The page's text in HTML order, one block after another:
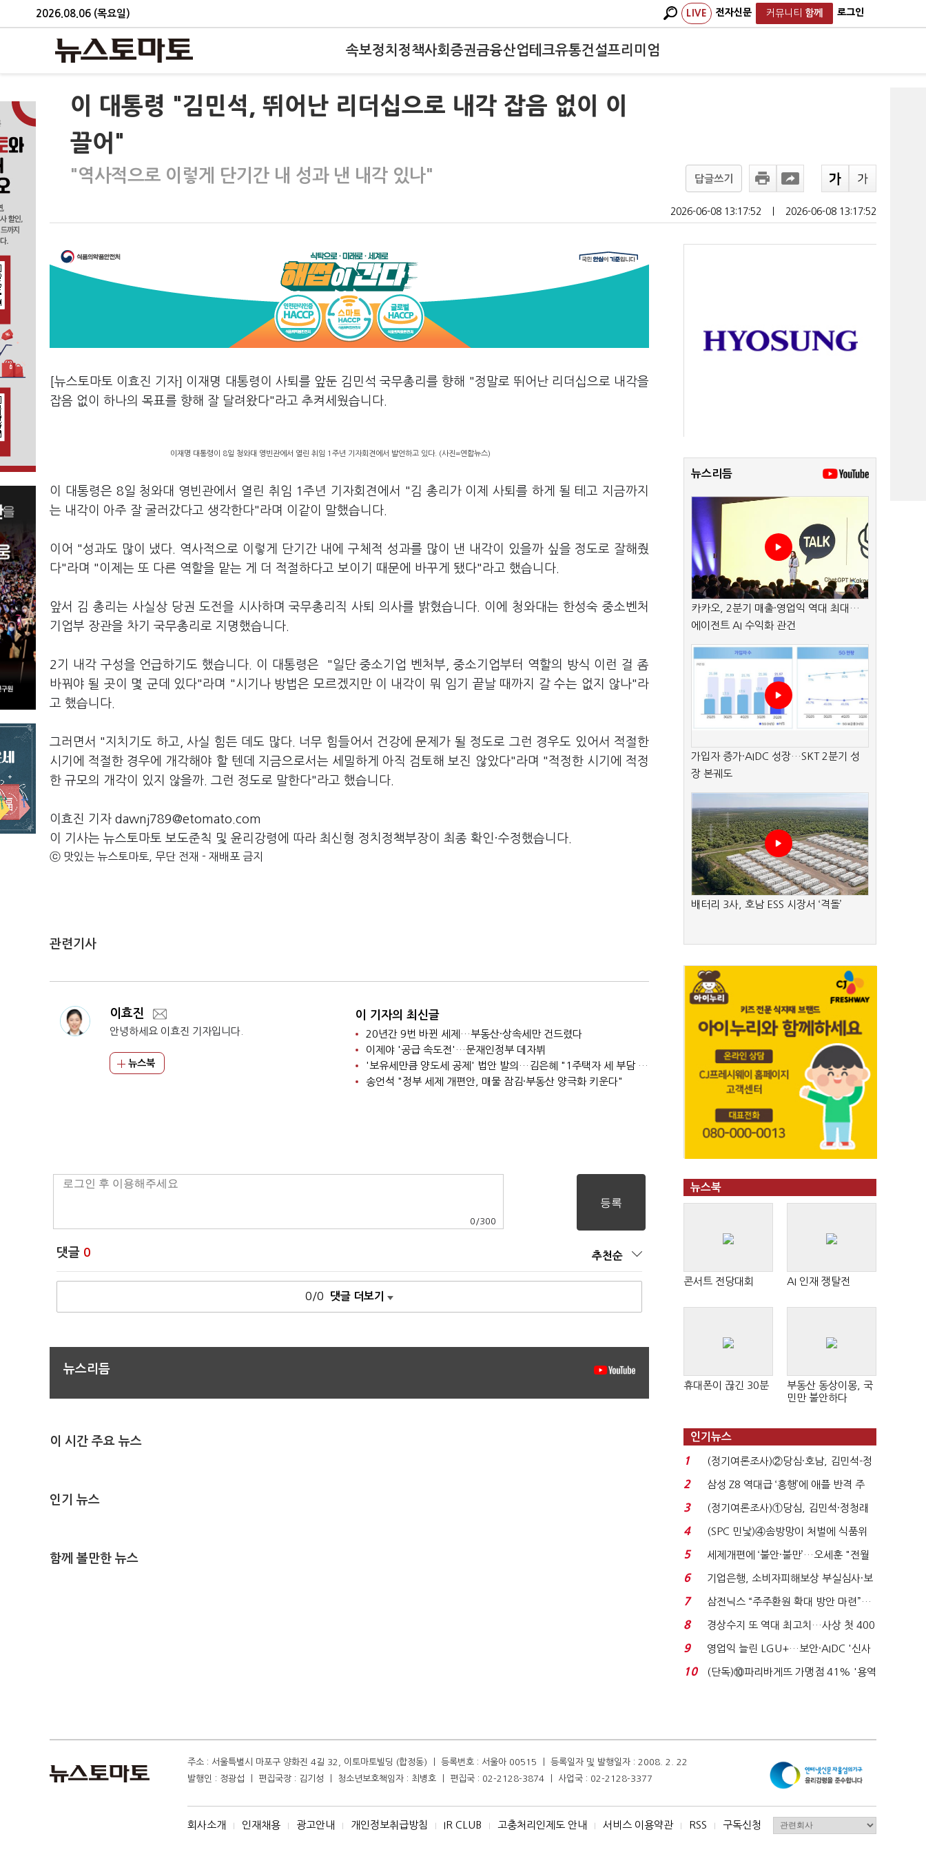
2026.08.06 (목요일) LIVE 전자신문 커뮤니티 함께 로그인
속보정치 정책사회 증권금융산업테크유통건설프리미엄
이 대통령 "김민석, 뛰어난 리더십으로 내각 잡음 없이 이
끌어"
"역사적으로 이렇게 단기간 내 성과 낸 내각 있나" 답글쓰기
2026-06-08 13:17:52 2026-06-08 13:17:52
[뉴스토마토 이효진 기자] 이재명 대통령이 사퇴를 앞둔 김민석 국무총리를 향해 "정말로 뛰어난 리더십으로 내각을
잡음 없이 하나의 목표를 향해 잘 달려왔다"라고 추켜세웠습니다.
이재명 대통령이 8일 청와대 영빈관에서 열린 취임 1주년 기자회견에서 발언하고 있다. (사진=연합뉴스)
이 대통령은 8일 청와대 영빈관에서 열린 취임 1주년 기자회견에서 "김 총리가 이제 사퇴를 하게 될 테고 지금까지
는 내각이 아주 잘 굴러갔다고 생각한다"라며 이같이 말했습니다.
이어 "성과도 많이 냈다. 역사적으로 이렇게 단기간 내에 구체적 성과를 많이 낸 내각이 있을까 싶을 정도로 잘해줬
다"라며 "이제는 또 다른 역할을 맡는 게 더 적절하다고 보이기 때문에 바꾸게 됐다"라고 했습니다.
앞서 김 총리는 사실상 당권 도전을 시사하며 국무총리직 사퇴 의사를 밝혔습니다. 이에 청와대는 한성숙 중소벤처
기업부 장관을 차기 국무총리로 지명했습니다.
2기 내각 구성을 언급하기도 했습니다. 이 대통령은 "일단 중소기업 벤처부, 중소기업부터 역할의 방식 이런 걸 좀
바꿔야 될 곳이 몇 군데 있다"라며 "시기나 방법은 모르겠지만 이 내각이 뭐 임기 끝날 때까지 갈 수는 없지 않나"라
고 했습니다.
그러면서 "지치기도 하고, 사실 힘든 데도 많다. 너무 힘들어서 건강에 문제가 될 정도로 그런 경우도 있어서 적절한
시기에 적절한 경우에 개각해야 할 텐데 지금으로서는 세밀하게 아직 검토해 보진 않았다"라며 "적정한 시기에 적정
한 규모의 개각이 있지 않을까. 그런 정도로 말한다"라고 했습니다.
이효진 기자 dawnj789@etomato.com
이 기사는 뉴스토마토 보도준칙 및 윤리강령에 따라 최신형 정치정책부장이 최종 확인·수정했습니다.
ⓒ 맛있는 뉴스토마토, 무단 전재 - 재배포 금지
관련기사
이효진
안녕하세요 이효진 기자입니다.
뉴스북
이 기자의 최신글
20년간 9번 바뀐 세제…부동산·상속세만 건드렸다
이제야 '공급 속도전'…문재인정부 데자뷔
'보유세만큼 양도세 공제' 법안 발의…김은혜 "1주택자 세 부담 완화"
송언석 "정부 세제 개편안, 매물 잠김·부동산 양극화 키운다"
0 /300
댓글 0 추천순
0/0 댓글 더보기
뉴스리듬
이 시간 주요 뉴스
인기 뉴스
함께 볼만한 뉴스
뉴스리듬
카카오, 2분기 매출·영업익 역대 최대…
에이전트 AI 수익화 관건
가입자 증가·AIDC 성장…SKT 2분기 성
장 본궤도
배터리 3사, 호남 ESS 시장서 ‘격돌’
뉴스북
콘서트 전당대회 AI 인재 쟁탈전
휴대폰이 끊긴 30분
부동산 동상이몽, 국
민만 불안하다
인기뉴스
1
(정기여론조사)②당심·호남, 김민석-정
청래 '초접전'...
2
삼성 Z8 역대급 ‘흥행’에 애플 반격 주
목…9월 ‘폴...
3
(정기여론조사)①당심, 김민석·정청래
'초접전'…대통령 ...
4
(SPC 민낯)④솜방망이 처벌에 식품위
생법 위반 반복...
5
세제개편에 ‘불안·불만’…오세훈 "전월
세 구하기 더 ...
6
기업은행, 소비자피해보상 부실심사·보
이스피싱 공시 ...
7
삼전닉스 “주주환원 확대 방안 마련”…
로이터에 성명...
8
경상수지 또 역대 최고치…사상 첫 400
억달러에 '3% 성...
9
영업익 늘린 LGU+…보안·AIDC '신사
업 드라이브'...
10
(단독)⑩파리바게뜨 가맹점 41% '용역
주소 : 서울특별시 마포구 양화진 4길 32, 이토마토빌딩 (합정동) ㅣ 등록번호 : 서울아 00515 ㅣ 등록일자 및 발행일자 : 2008. 2. 22
발행인 : 정광섭 ㅣ 편집국장 : 김기성 ㅣ 청소년보호책임자 : 최병호 ㅣ 편집국 : 02-2128-3874 ㅣ 사업국 : 02-2128-3377
회사소개 I 인재채용 I 광고안내 I 개인정보취급방침 I IR CLUB I 고충처리인제도 안내 I 서비스 이용약관 I RSS I 구독신청